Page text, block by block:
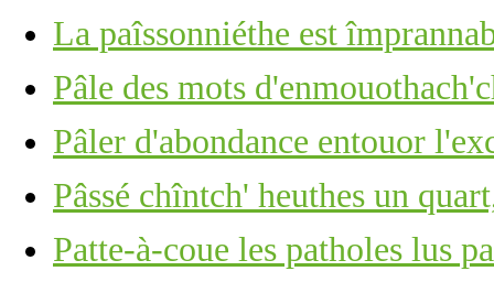
La paîssonniéthe est
Pâle des mots
Pâler d'abondance entouor
Pâssé chîntch' heuthes un
Patte-à-coue les patholes lus